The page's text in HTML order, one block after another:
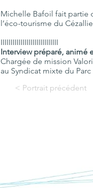
Michelle Bafoil fait partie
l’éco-tourisme du
IIIIIIIIIIIIIIIIIIIIIIIIIIIII
Interview préparé, animé
Chargée de mission
au Syndicat mixte du Parc
< Portrait précédent